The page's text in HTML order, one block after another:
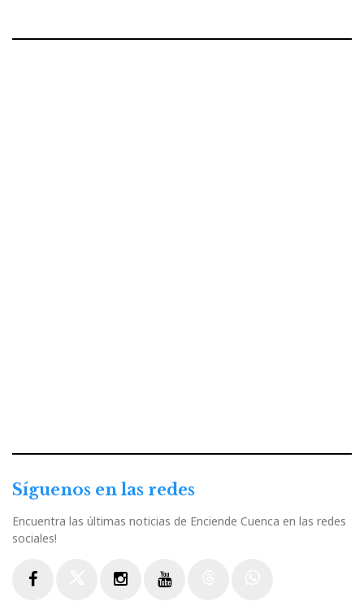
Síguenos en las redes
Encuentra las últimas noticias de Enciende Cuenca en las redes
sociales!